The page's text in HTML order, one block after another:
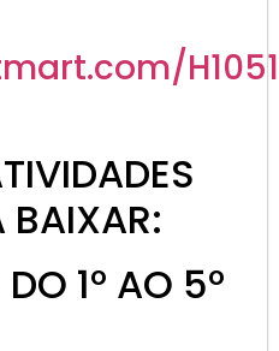
de Atividades de
em PDF
anuais mais
alinhadas com a